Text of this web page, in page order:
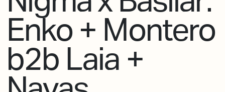
Enko + Montero
b2b Laia +